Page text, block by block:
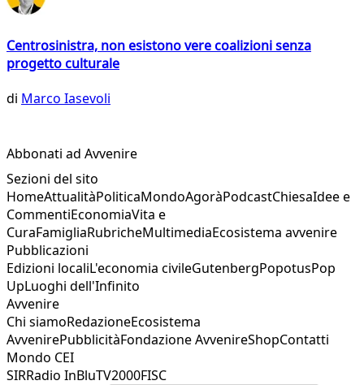
Centrosinistra, non esistono vere coalizioni senza
progetto culturale
di Marco Iasevoli
Abbonati ad Avvenire
Sezioni del sito
HomeAttualitàPoliticaMondoAgoràPodcastChiesaIdee e
CommentiEconomiaVita e
CuraFamigliaRubricheMultimediaEcosistema avvenire
Pubblicazioni
Edizioni localiL'economia civileGutenbergPopotusPop
UpLuoghi dell'Infinito
Avvenire
Chi siamoRedazioneEcosistema
AvvenirePubblicitàFondazione AvvenireShopContatti
Mondo CEI
SIRRadio InBluTV2000FISC